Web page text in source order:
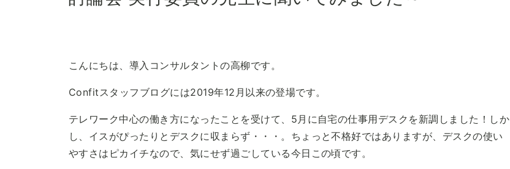
こんにちは、導入コンサルタントの高柳です。
Confitスタッフブログには2019年12月以来の登場です。
テレワーク中心の働き方になったことを受けて、5月に自宅の仕事用デスクを新調しました！しか
し、イスがぴったりとデスクに収まらず・・・。ちょっと不格好ではありますが、デスクの使い
やすさはピカイチなので、気にせず過ごしている今日この頃です。